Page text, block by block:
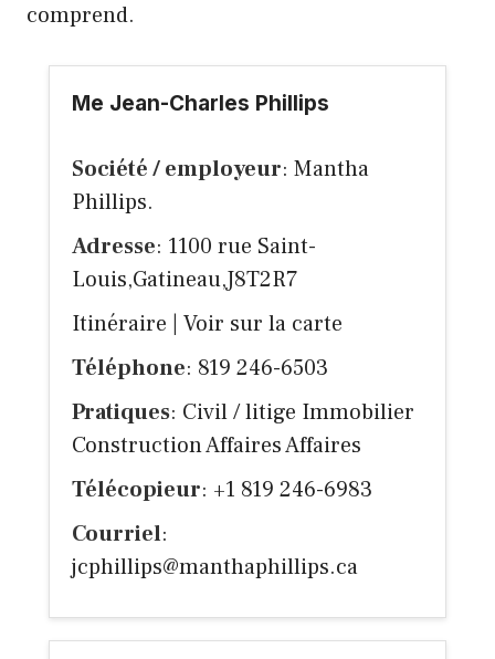
comprend.
Me Jean-Charles Phillips
Société / employeur: Mantha
Phillips.
Adresse: 1100 rue Saint-
Louis,Gatineau,J8T2R7
Itinéraire
Voir sur la carte
Téléphone: 819 246-6503
Pratiques: Civil / litige Immobilier
Construction Affaires Affaires
Télécopieur: +1 819 246-6983
Courriel:
jcphillips@manthaphillips.ca